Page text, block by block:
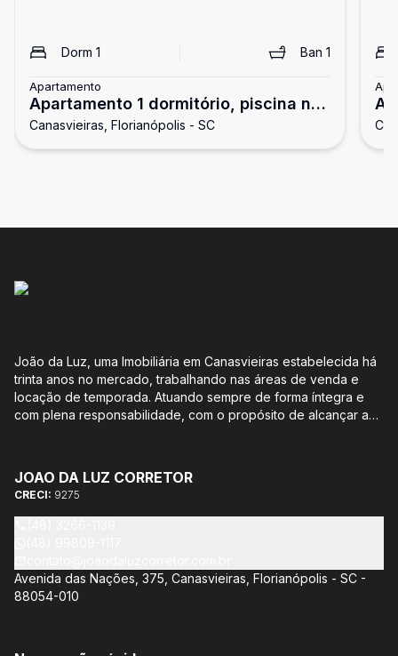
Dorm 1 Ban 1
Apartamento
Apartamento 1 dormitório, piscina no
condomínio
Canasvieiras, Florianópolis - SC
João da Luz, uma Imobiliária em Canasvieiras estabelecida há
trinta anos no mercado, trabalhando nas áreas de venda e
locação de temporada. Atuando sempre de forma íntegra e
com plena responsabilidade, com o propósito de alcançar a
credenciado CEF; Análise da capacidade de compra e perfil
do cliente para aumentar o índice de assertividade na escolha
do imóvel; Trabalhamos com oportunidades de negócios.
JOAO DA LUZ CORRETOR
CRECI: 9275
Avenida das Nações, 375, Canasvieiras, Florianópolis - SC -
88054-010